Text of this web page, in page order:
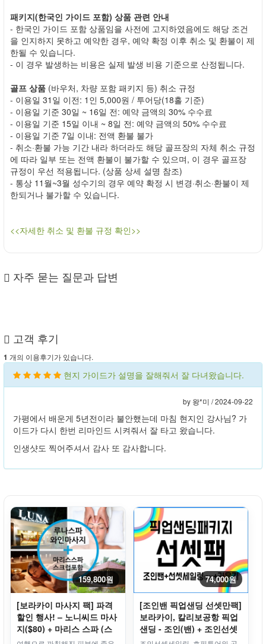
패키지(한국인 가이드 포함) 상품 관련 안내
- 한국인 가이드 포함 상품임을 사전에 고지하였음에도 해당 조건
을 인지하지 못하고 예약한 경우, 예약 확정 이후 취소 및 환불이 제
한될 수 있습니다.
- 이 경우 발생하는 비용은 실제 발생 비용 기준으로 산정됩니다.
골프 상품 (바우처, 차량 포함 패키지 등) 취소 규정
- 이용일 31일 이전: 1인 5,000원 / 투어당(18홀 기준)
- 이용일 기준 30일 ~ 16일 전: 예약 금액의 30% 수수료
- 이용일 기준 15일 이내 ~ 8일 전: 예약 금액의 50% 수수료
- 이용일 기준 7일 이내: 전액 환불 불가
- 취소·환불 가능 기간 내라 하더라도 해당 골프장의 자체 취소 규정
에 따라 일부 또는 전액 환불이 불가할 수 있으며, 이 경우 골프장
규정이 우선 적용됩니다. (상품 상세 설명 참조)
- 통상 11월~3월 성수기의 경우 예약 확정 시 변경·취소·환불이 제
한되거나 불가할 수 있습니다.
<<자세한 취소 및 환불 규정 확인>>
자주 묻는 질문과 답변
고객 후기
1 개의 이용후기가 있습니다.
현지 가이드가 설명을 잘해줘서 잘 다녀왔습니다.
by 왕*미 /2024-09-22
가평에서 배운게 5년전이라 불안했는데 마침 현지인 강사님? 가
이드가 다시 한번 리마인드 시켜줘서 잘 타고 왔습니다.
인생샷도 찍어주셔서 감사 또 감사합니다.
159,800원
[보라카이 마사지 팩] 파격
할인 행사! – 노니씨드 마사
지($80) + 마리스 스파 (스
크럽 포함)
74,000원
[조인밴 픽업샌딩 선셋만팩]
보라카이, 칼리보공항 픽업
샌딩 - 조인(밴) + 조인선셋
세일링 + 라운지